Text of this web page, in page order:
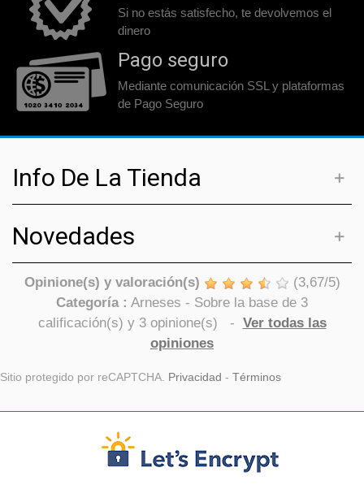
Si no estás satisfecho, te devolvemos el
dinero
Pago seguro
Mediante comunicación SSL y plataformas
de Pago Seguro
Info De La Tienda
Novedades
Opinione(s) y valoración(s) (3,67/5)
Categoría : Arneses - Sobre la base de 3
calificación(s) y 3opinione(s) - Ver todas las
opiniones
Sitio protegido por reCAPTCHA. Privacidad - Términos